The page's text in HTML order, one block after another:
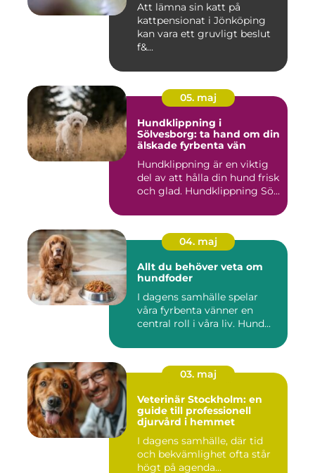
Att lämna sin katt på
kattpensionat i Jönköping
kan vara ett gruvligt beslut
f&...
05. maj
Hundklippning i
Sölvesborg: ta hand om din
älskade fyrbenta vän
Hundklippning är en viktig
del av att hålla din hund frisk
och glad. Hundklippning Sö...
04. maj
Allt du behöver veta om
hundfoder
I dagens samhälle spelar
våra fyrbenta vänner en
central roll i våra liv. Hund...
03. maj
Veterinär Stockholm: en
guide till professionell
djurvård i hemmet
I dagens samhälle, där tid
och bekvämlighet ofta står
högt på agenda...